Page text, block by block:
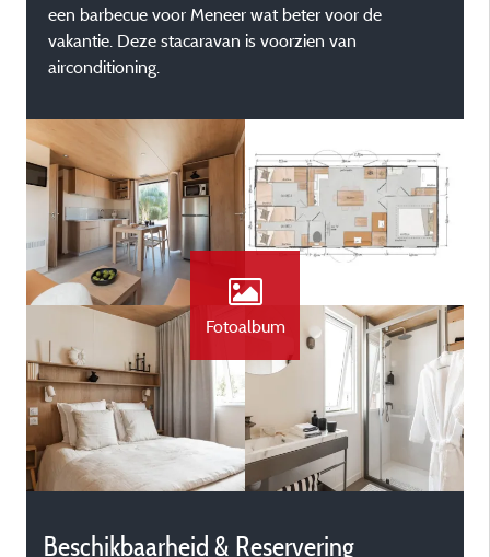
een barbecue voor Meneer wat beter voor de
vakantie. Deze stacaravan is voorzien van
airconditioning.
Fotoalbum
Beschikbaarheid & Reservering